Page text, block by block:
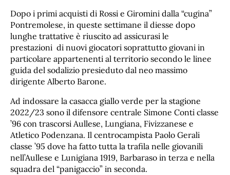
Dopo i primi acquisti di Rossi e Giromini dalla “cugina”
Pontremolese, in queste settimane il diesse dopo
lunghe trattative è riuscito ad assicurasi le
prestazioni di nuovi giocatori soprattutto giovani in
particolare appartenenti al territorio secondo le linee
guida del sodalizio presieduto dal neo massimo
dirigente Alberto Barone.
Ad indossare la casacca giallo verde per la stagione
2022/23 sono il difensore centrale Simone Conti classe
’96 con trascorsi Aullese, Lungiana, Fivizzanese e
Atletico Podenzana. Il centrocampista Paolo Gerali
classe ’95 dove ha fatto tutta la trafila nelle giovanili
nell’Aullese e Lunigiana 1919, Barbaraso in terza e nella
squadra del “panigaccio” in seconda.